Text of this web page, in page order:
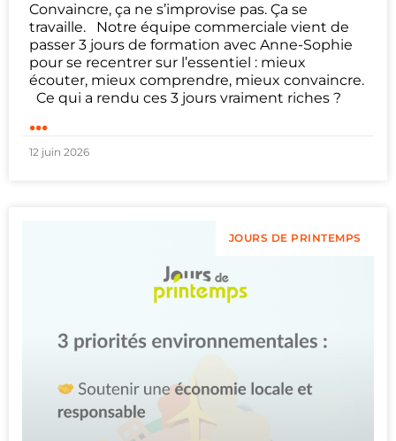
Convaincre, ça ne s’improvise pas. Ça se
travaille. Notre équipe commerciale vient de
passer 3 jours de formation avec Anne-Sophie
pour se recentrer sur l’essentiel : mieux
écouter, mieux comprendre, mieux convaincre.
Ce qui a rendu ces 3 jours vraiment riches ?
...
12 juin 2026
JOURS DE PRINTEMPS